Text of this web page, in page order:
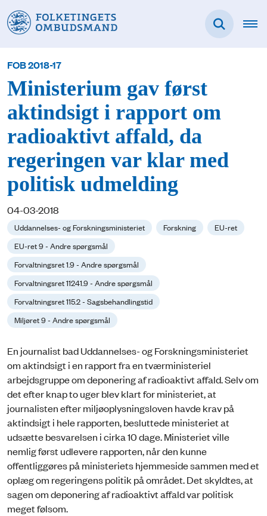
FOB 2018-17
Ministerium gav først
aktindsigt i rapport om
radioaktivt affald, da
regeringen var klar med
politisk udmelding
04-03-2018
Uddannelses- og Forskningsministeriet Forskning
EU-ret
EU-ret 9 - Andre spørgsmål
Forvaltningsret 1.9 - Andre spørgsmål
Forvaltningsret 11241.9 - Andre spørgsmål
Forvaltningsret 115.2 - Sagsbehandlingstid
Miljøret 9 - Andre spørgsmål
En journalist bad Uddannelses- og Forskningsministeriet
om aktindsigt i en rapport fra en tværministeriel
arbejdsgruppe om deponering af radioaktivt affald. Selv om
det efter knap to uger blev klart for ministeriet, at
journalisten efter miljøoplysningsloven havde krav på
aktindsigt i hele rapporten, besluttede ministeriet at
udsætte besvarelsen i cirka 10 dage. Ministeriet ville
nemlig først udlevere rapporten, når den kunne
offentliggøres på ministeriets hjemmeside sammen med et
oplæg om regeringens politik på området. Det skyldtes, at
sagen om deponering af radioaktivt affald var politisk
meget følsom.